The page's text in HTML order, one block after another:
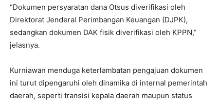
“Dokumen persyaratan dana Otsus diverifikasi oleh
Direktorat Jenderal Perimbangan Keuangan (DJPK),
sedangkan dokumen DAK fisik diverifikasi oleh KPPN,”
jelasnya.
Kurniawan menduga keterlambatan pengajuan dokumen
ini turut dipengaruhi oleh dinamika di internal pemerintah
daerah, seperti transisi kepala daerah maupun status